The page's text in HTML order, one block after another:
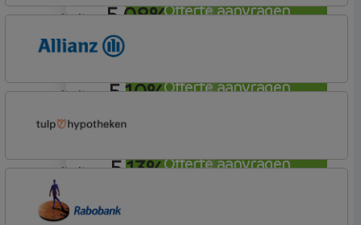
Offerte aanvragen
5,08%
Offerte aanvragen
annuiteit
5,10%
Offerte aanvragen
Basisvoorwaarden (incl korting)
annuiteit
5,13%
Allianz
annuiteit
Tulp Hypotheken
Tulp Riant Hypotheek